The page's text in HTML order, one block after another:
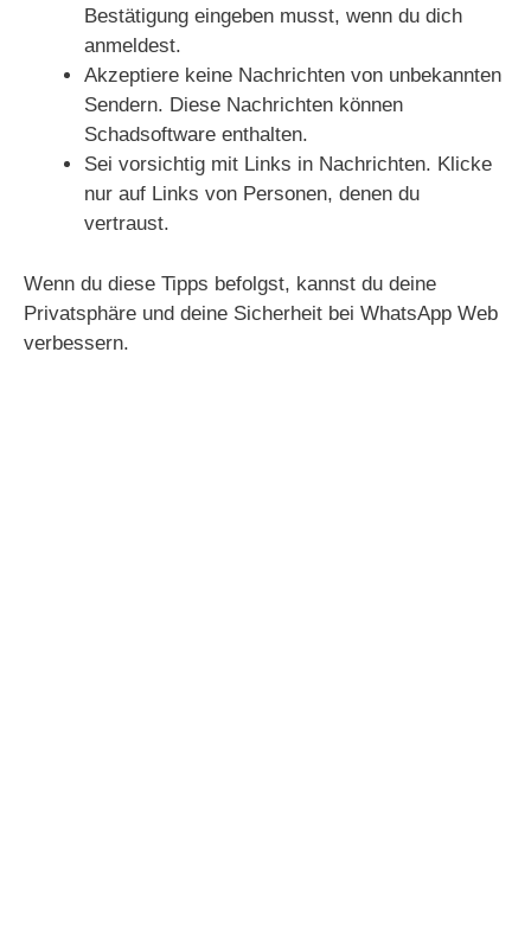
Bestätigung eingeben musst, wenn du dich
anmeldest.
Akzeptiere keine Nachrichten von unbekannten
Sendern. Diese Nachrichten können
Schadsoftware enthalten.
Sei vorsichtig mit Links in Nachrichten. Klicke
nur auf Links von Personen, denen du
vertraust.
Wenn du diese Tipps befolgst, kannst du deine
Privatsphäre und deine Sicherheit bei WhatsApp Web
verbessern.